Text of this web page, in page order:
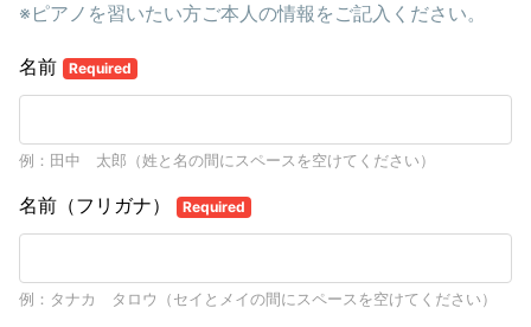
※ピアノを習いたい方ご本人の情報をご記入ください。
名前 Required
例：田中 太郎（姓と名の間にスペースを空けてください）
名前（フリガナ） Required
例：タナカ タロウ（セイとメイの間にスペースを空けてください）